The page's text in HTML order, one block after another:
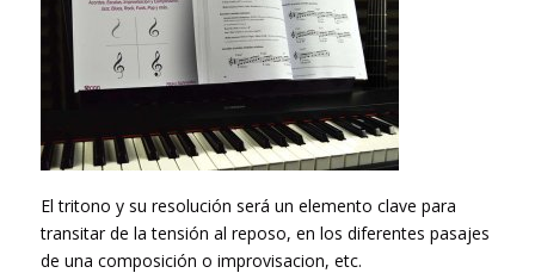
El tritono y su resolución será un elemento clave para
transitar de la tensión al reposo, en los diferentes pasajes
de una composición o improvisacion, etc.